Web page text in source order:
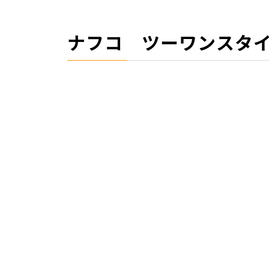
ナフコ ツーワンスタ